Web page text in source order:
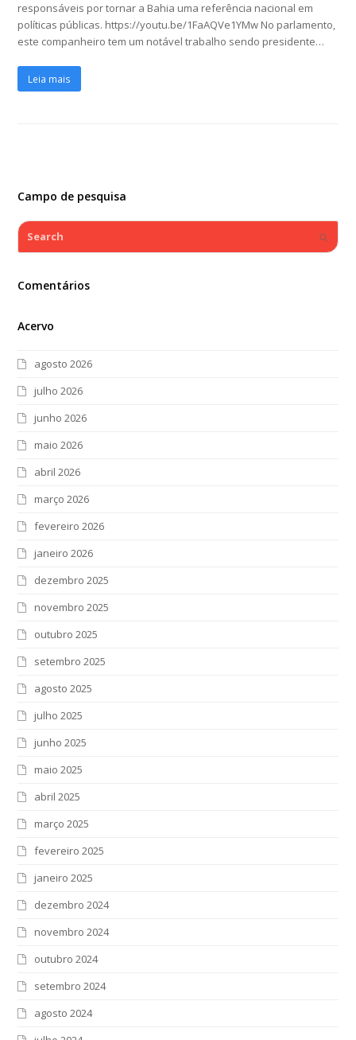
responsáveis por tornar a Bahia uma referência nacional em
políticas públicas. https://youtu.be/1FaAQVe1YMw No parlamento,
este companheiro tem um notável trabalho sendo presidente…
Leia mais
Campo de pesquisa
Search
Comentários
Acervo
agosto 2026
julho 2026
junho 2026
maio 2026
abril 2026
março 2026
fevereiro 2026
janeiro 2026
dezembro 2025
novembro 2025
outubro 2025
setembro 2025
agosto 2025
julho 2025
junho 2025
maio 2025
abril 2025
março 2025
fevereiro 2025
janeiro 2025
dezembro 2024
novembro 2024
outubro 2024
setembro 2024
agosto 2024